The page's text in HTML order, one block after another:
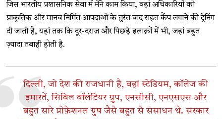
जिस भारतीय प्रशासनिक सेवा में मैंने काम किया, वहां अधिकारियों को
प्राकृतिक और मानव निर्मित आपदाओं के तुरंत बाद राहत कैंप लगाने की ट्रेनिंग
दी जाती है, यहां तक कि दूर-दराज़ और पिछड़े इलाक़ों में भी, जहां बहुत
ज़्यादा तबाही होती है.
दिल्ली, जो देश की राजधानी है, वहां स्टेडियम, कॉलेज की
इमारतें, सिविल वॉलंटियर ग्रुप, एनसीसी, एनएसएस और
बहुत सारे प्रोफ़ेशनल ग्रुप जैसे बहुत से संसाधन थे. सरकार